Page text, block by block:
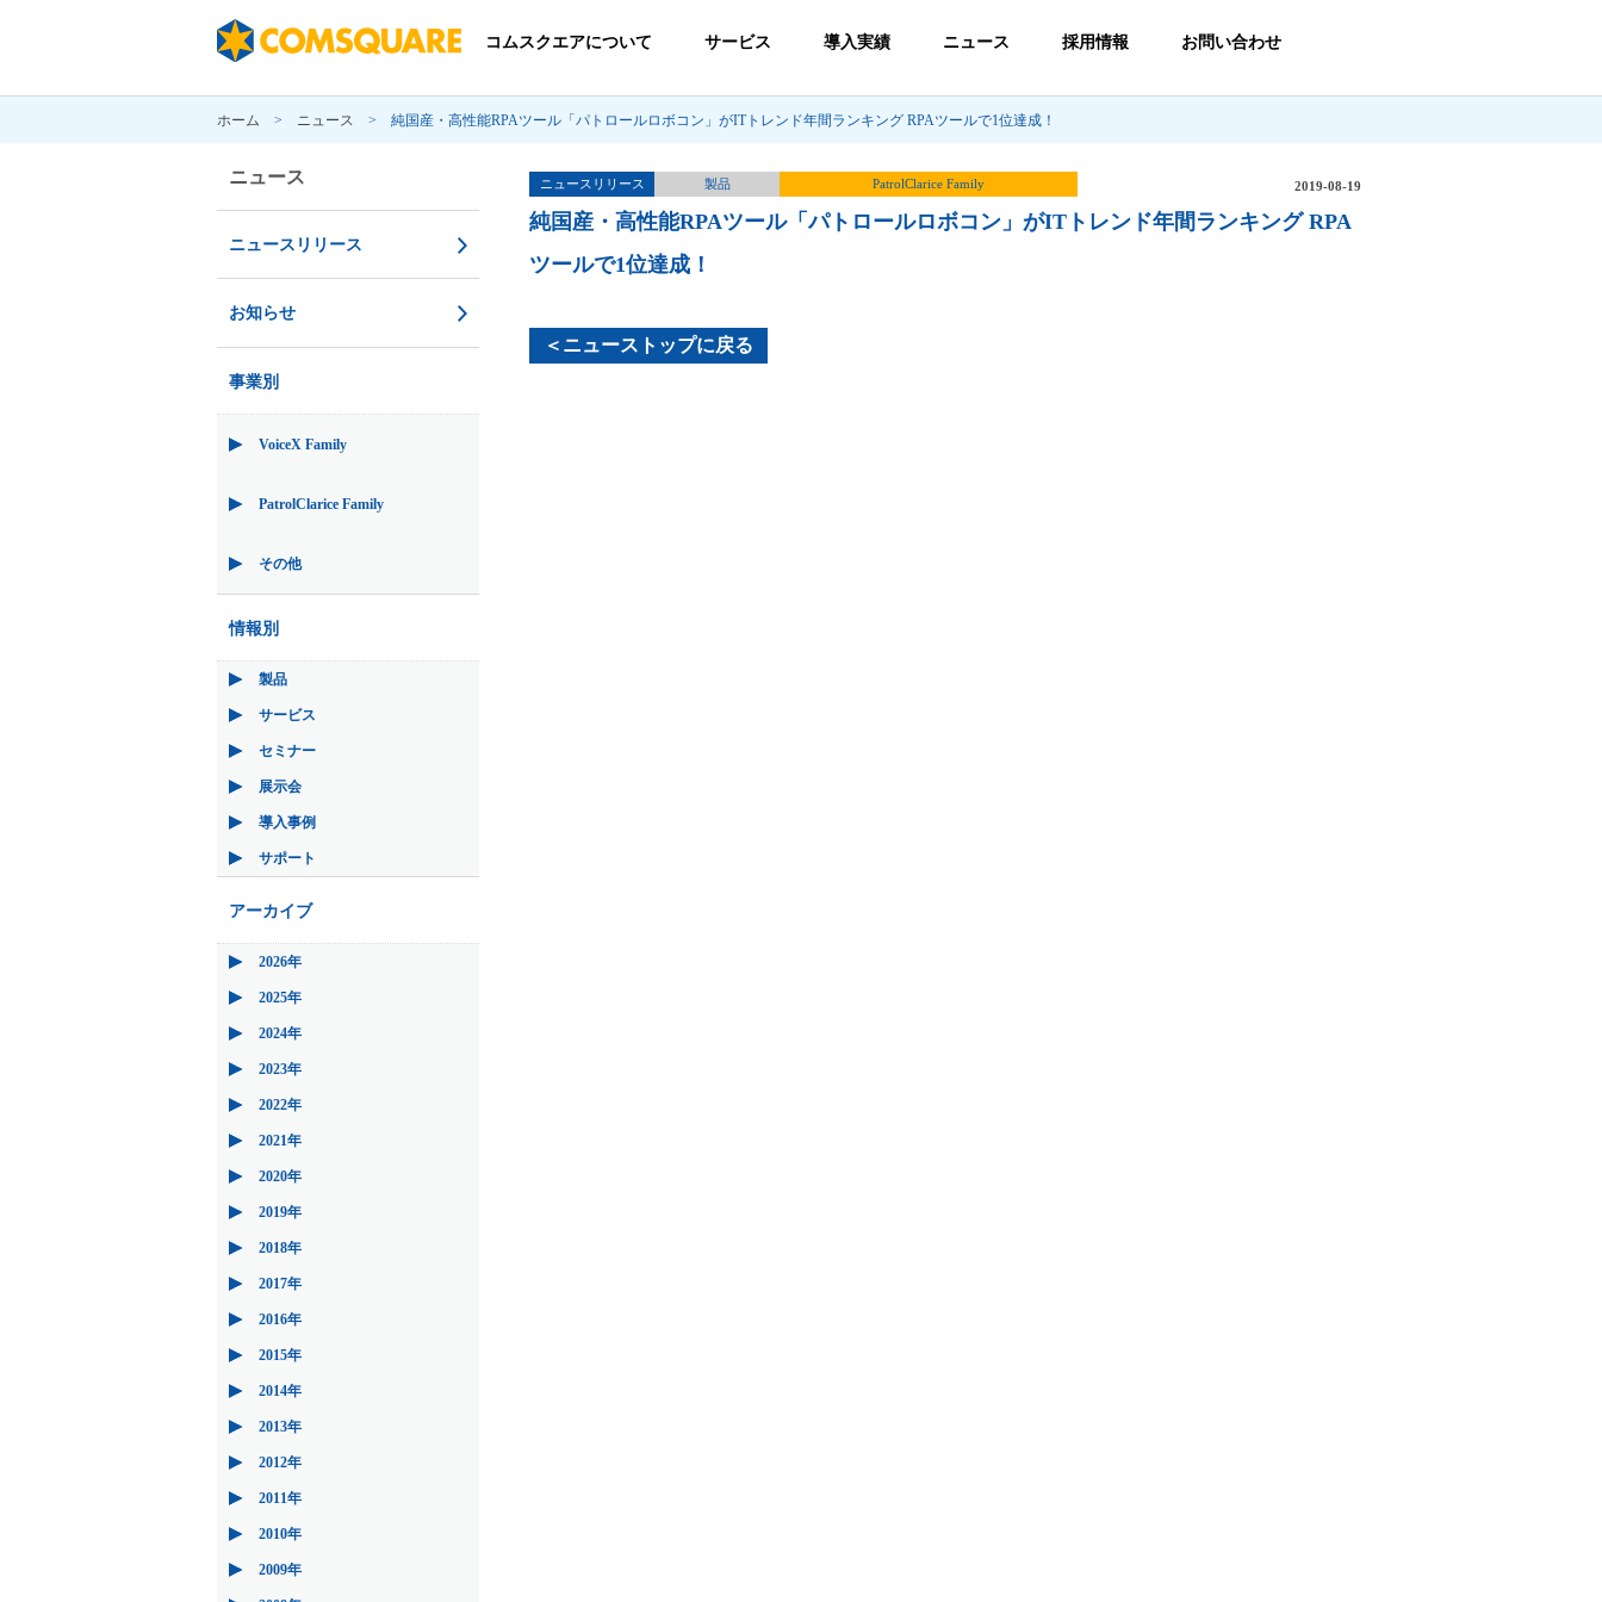
コムスクエアについて サービス 導入実績 ニュース 採用情報 お問い合わせ
ホーム > ニュース > 純国産・高性能RPAツール「パトロールロボコン」がITトレンド年間ランキング RPAツールで1位達成！
ニュース
ニュースリリース
お知らせ
事業別
VoiceX Family
PatrolClarice Family
その他
情報別
製品
サービス
セミナー
展示会
導入事例
サポート
アーカイブ
2026年
2025年
2024年
2023年
2022年
2021年
2020年
2019年
2018年
2017年
2016年
2015年
2014年
2013年
2012年
2011年
2010年
2009年
ニュースリリース 製品 PatrolClarice Family 2019-08-19
純国産・高性能RPAツール「パトロールロボコン」がITトレンド年間ランキング RPA
ツールで1位達成！
＜ニューストップに戻る